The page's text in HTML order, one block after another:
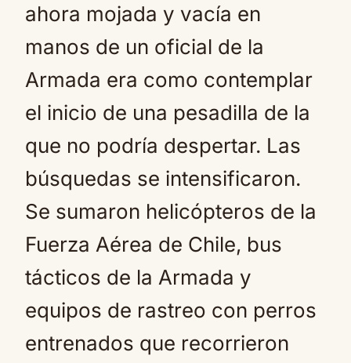
ahora mojada y vacía en
manos de un oficial de la
Armada era como contemplar
el inicio de una pesadilla de la
que no podría despertar. Las
búsquedas se intensificaron.
Se sumaron helicópteros de la
Fuerza Aérea de Chile, bus
tácticos de la Armada y
equipos de rastreo con perros
entrenados que recorrieron